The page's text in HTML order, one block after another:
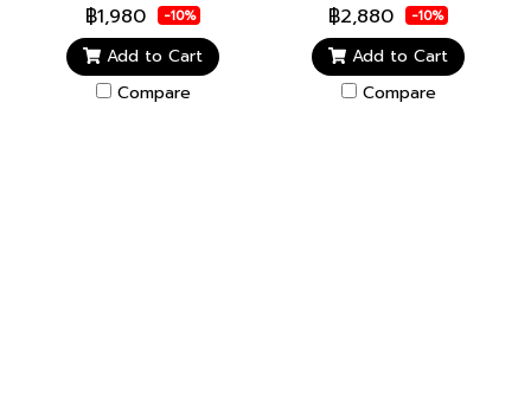
฿1,980 -10%
Add to Cart
Compare
฿2,880 -10%
Add to Cart
Compare